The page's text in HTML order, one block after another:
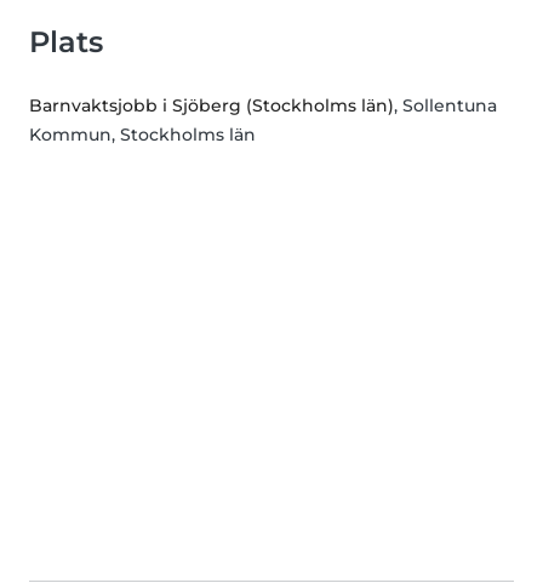
Plats
Barnvaktsjobb i Sjöberg (Stockholms län), Sollentuna
Kommun, Stockholms län